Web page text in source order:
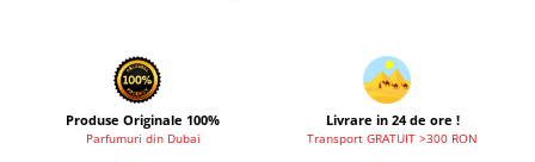
Fragrance World
Frederic Patric
Produse Originale 100%
Parfumuri din Dubai
Livrare in 24 de ore !
Transport GRATUIT >300 RON